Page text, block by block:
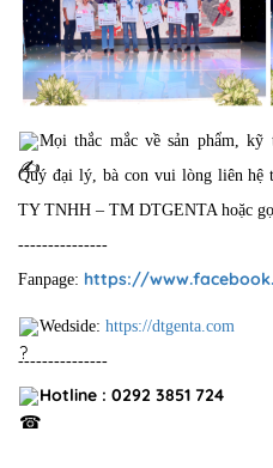
Mọi thắc mắc về sản phẩm,
Quý đại lý, bà con vui lòng liên hệ
TY TNHH – TM DTGENTA hoặc
---------------
Fanpage: https://
Wedside: https://dtgenta.com
---------------
Hotline : 0292 3851 724